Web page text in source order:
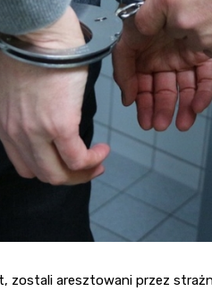
zostali aresztowani przez